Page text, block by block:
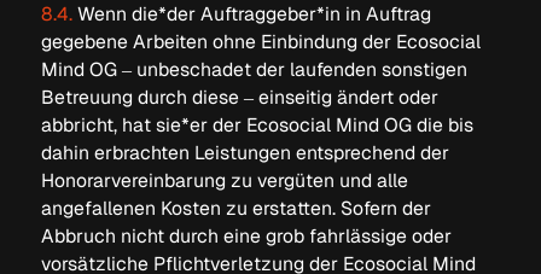
8.4.Wenn die*der Auftraggeber*in in Auftrag
gegebene Arbeiten ohne Einbindung der Ecosocial
Mind OG – unbeschadet der laufenden sonstigen
Betreuung durch diese – einseitig ändert oder
abbricht, hat sie*er der Ecosocial Mind OG die bis
dahin erbrachten Leistungen entsprechend der
Honorarvereinbarung zu vergüten und alle
angefallenen Kosten zu erstatten. Sofern der
Abbruch nicht durch eine grob fahrlässige oder
vorsätzliche Pflichtverletzung der Ecosocial Mind